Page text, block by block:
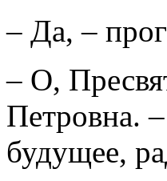
– Да, –
– О,
Петровна.
будущее,